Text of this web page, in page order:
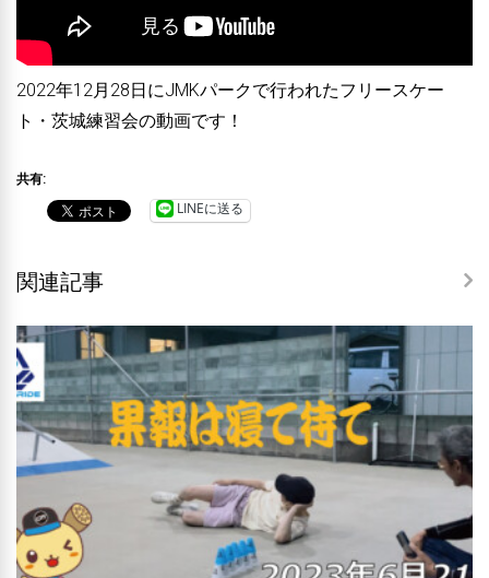
2022年12月28日にJMKパークで行われたフリースケー
ト・茨城練習会の動画です！
共有:
LINEに送る
関連記事